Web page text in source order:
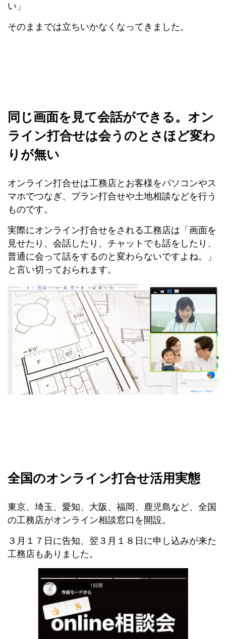
い」
そのままでは立ちいかなくなってきました。
同じ画面を見て会話ができる。オン
ライン打合せは会うのとさほど変わ
りが無い
オンライン打合せは工務店とお客様をパソコンやス
マホでつなぎ、プラン打合せや土地相談などを行う
ものです。
実際にオンライン打合せをされる工務店は「画面を
見せたり、会話したり、チャットでも話をしたり、
普通に会って話をするのと変わらないですよね。」
と言い切っておられます。
全国のオンライン打合せ活用実態
東京、埼玉、愛知、大阪、福岡、鹿児島など、全国
の工務店がオンライン相談窓口を開設。
３月１７日に告知、翌３月１８日に申し込みが来た
工務店もありました。